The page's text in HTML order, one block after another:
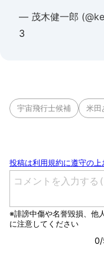
— 茂木健一郎
3
宇宙飛行士候補 米田